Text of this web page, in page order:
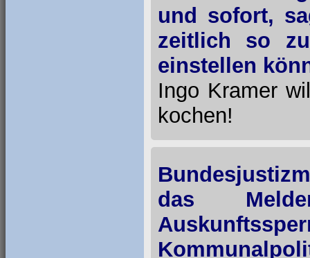
und sofort,
zeitlich so
einstellen
Ingo Kramer
kochen!
das